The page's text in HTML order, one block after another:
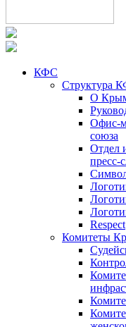
КФС
Структура
О
Офис-
союза
Отдел
пресс-
Respect
Комитеты